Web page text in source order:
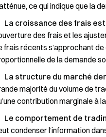
ce qui indique que la
La croissance des frais
des frais et les
frais récents s’approchant
de la demande
La structure du marché
majorité du volume de
contribution marginale à
Le comportement de
condenser l’information